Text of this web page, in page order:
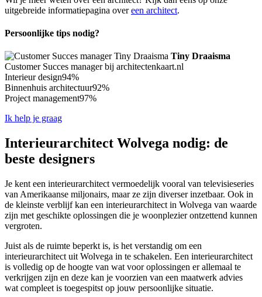
uitgebreide informatiepagina overeen architect.
Persoonlijke tips nodig?
Tiny Draaisma
Customer Succes manager bij architectenkaart.nl
Interieur design94%
Binnenhuis architectuur92%
Project management97%
Ik help je graag
Interieurarchitect Wolvega nodig: de
beste designers
Je kent een interieurarchitect vermoedelijk vooral van televisieseries
van Amerikaanse miljonairs, maar ze zijn diverser inzetbaar. Ook in
de kleinste verblijf kan een interieurarchitect in Wolvega van waarde
zijn met geschikte oplossingen die je woonplezier ontzettend kunnen
vergroten.
Juist als de ruimte beperkt is, is het verstandig om een
interieurarchitect uit Wolvega in te schakelen. Een interieurarchitect
is volledig op de hoogte van wat voor oplossingen er allemaal te
verkrijgen zijn en deze kan je voorzien van een maatwerk advies
wat compleet is toegespitst op jouw persoonlijke situatie.